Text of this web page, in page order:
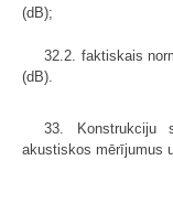
(dB);
32.2. faktiskais
(dB).
33. Konstrukciju
akustiskos mērījumus